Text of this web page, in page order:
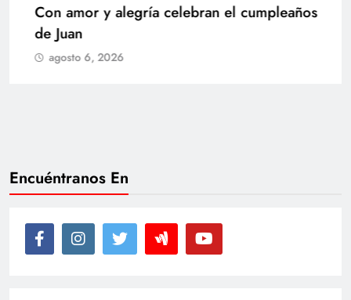
Con amor y alegría celebran el cumpleaños
de Juan
agosto 6, 2026
Encuéntranos En